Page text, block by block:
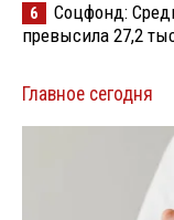
6
Соцфонд:
превысила 27,2
Главное сегодня